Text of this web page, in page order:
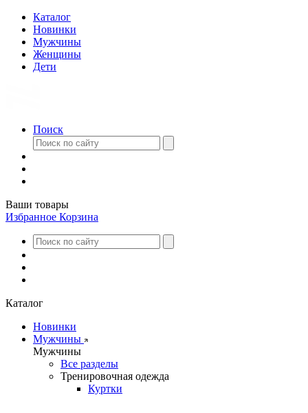
Каталог
Новинки
Мужчины
Женщины
Дети
Поиск
Ваши товары
Избранное Корзина
Каталог
Новинки
Мужчины
Мужчины
Все разделы
Тренировочная одежда
Куртки